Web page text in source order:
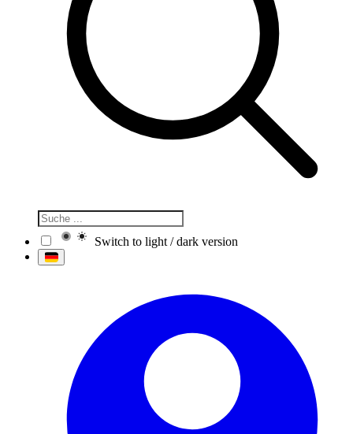
Switch to light / dark version